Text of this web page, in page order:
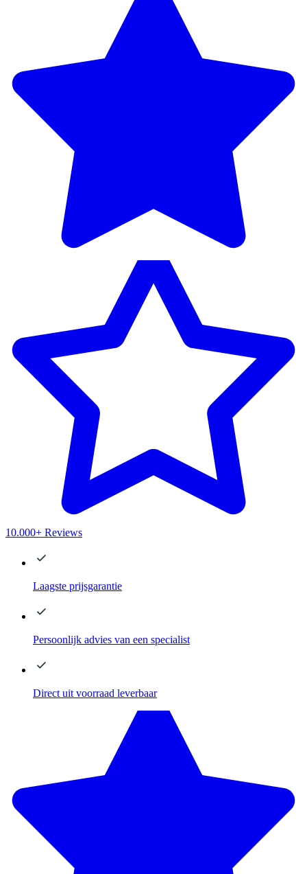
10.000+ Reviews
Laagste prijsgarantie
Persoonlijk advies van een specialist
Direct uit voorraad leverbaar